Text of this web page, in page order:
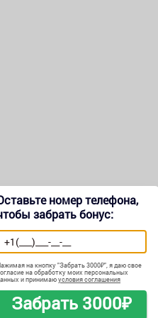
номер телефона,
забрать бонус:
на кнопку "Забрать 3000₽", я даю свое
на обработку моих персональных
и принимаюусловия соглашения
Забрать 3000₽